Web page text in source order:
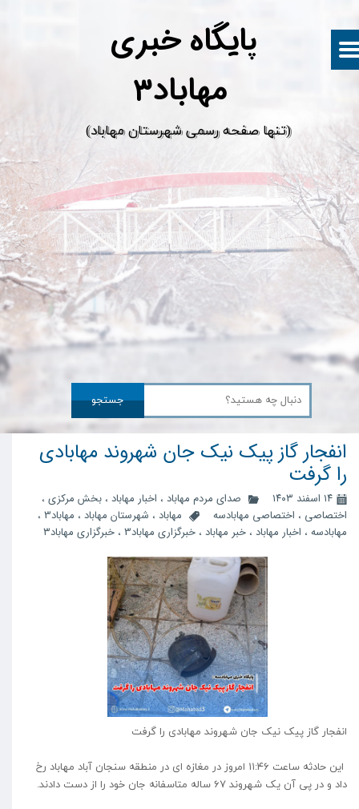
پایگاه خبری
​(تنها صفحه رسمی شهرستان مهاباد)
جستجو
انفجار گاز پیک نیک جان شهروند مهابادی
را گرفت
۱۴ اسفند ۱۴۰۳ صدای مردم مهاباد ، اخبار مهاباد ، بخش مرکزی ،
اختصاصی ، اختصاصی مهابادسه مهاباد ، شهرستان مهاباد ، مهاباد3
،
مهابادسه ، اخبار مهاباد ، خبر مهاباد ، خبرگزاری مهاباد3 ، خبرگزاری مهاباد۳
انفجار گاز پیک نیک جان شهروند مهابادی را گرفت
این حادثه ساعت ۱۱:۴۶ امروز در مغازه ای در منطقه سنجان آباد مهاباد رخ
داد و در پی آن یک شهروند ۶۷ ساله متاسفانه جان خود را از دست دادند.